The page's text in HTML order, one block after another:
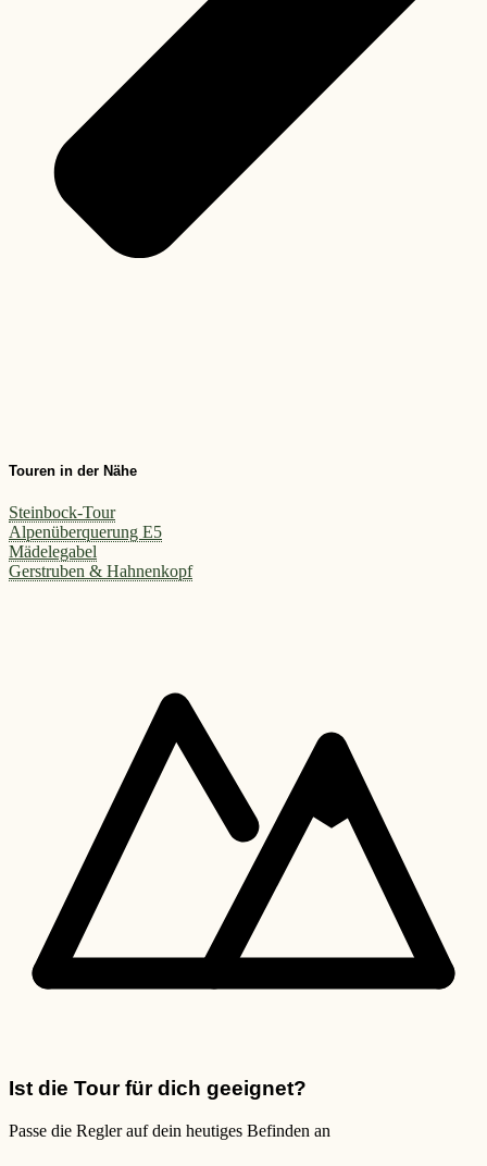
Touren in der Nähe
Steinbock-Tour
Alpenüberquerung E5
Mädelegabel
Gerstruben & Hahnenkopf
Ist die Tour für dich geeignet?
Passe die Regler auf dein heutiges Befinden an